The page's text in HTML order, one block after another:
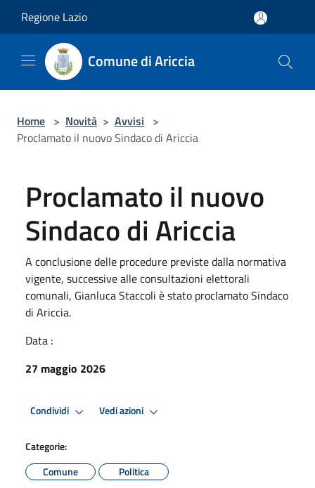
Regione Lazio
Comune di Ariccia
Home > Novità > Avvisi >
Proclamato il nuovo Sindaco di Ariccia
Proclamato il nuovo
Sindaco di Ariccia
A conclusione delle procedure previste dalla normativa
vigente, successive alle consultazioni elettorali
comunali, Gianluca Staccoli è stato proclamato Sindaco
di Ariccia.
Data :
27 maggio 2026
Condividi Vedi azioni
Categorie:
Comune
Politica